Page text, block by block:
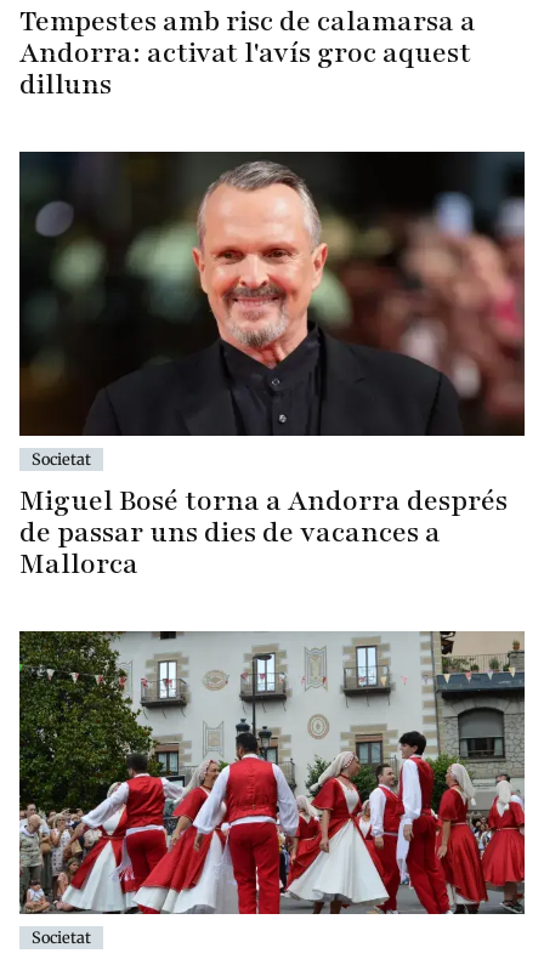
Tempestes amb risc de calamarsa a
Andorra: activat l'avís groc aquest
dilluns
Societat
Miguel Bosé torna a Andorra després
de passar uns dies de vacances a
Mallorca
Societat